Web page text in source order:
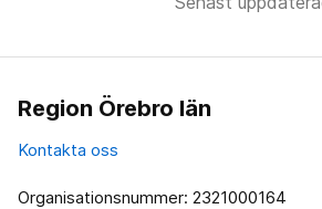
Region Örebro län
Kontakta oss
Organisationsnummer: 2321000164